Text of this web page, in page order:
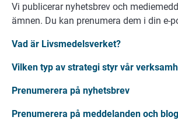
Vi publicerar nyhetsbrev och
ämnen. Du kan prenumera dem i din e-
Vad är Livsmedelsverket?
Vilken typ av strategi styr vår
Prenumerera på nyhetsbrev
Prenumerera på meddelanden och